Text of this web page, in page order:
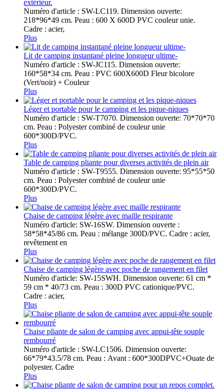
extérieur.
Numéro d'article : SW-LC119. Dimension ouverte:
218*96*49 cm. Peau : 600 X 600D PVC couleur unie.
Cadre : acier,
Plus
Lit de camping instantané pleine longueur ultime-
Numéro d'article : SW-JC115. Dimension ouverte:
160*58*34 cm. Peau : PVC 600X600D Fleur bicolore
(Vert/noir) + Couleur
Plus
Léger et portable pour le camping et les pique-niques
Numéro d'article : SW-T7070. Dimension ouverte: 70*70*70
cm. Peau : Polyester combiné de couleur unie
600*300D/PVC.
Plus
Table de camping pliante pour diverses activités de plein air
Numéro d'article : SW-T9555. Dimension ouverte: 95*55*50
cm. Peau : Polyester combiné de couleur unie
600*300D/PVC.
Plus
Chaise de camping légère avec maille respirante
Numéro d'article: SW-16SW. Dimension ouverte :
58*58*45/86 cm. Peau : mélange 300D/PVC. Cadre : acier,
revêtement en
Plus
Chaise de camping légère avec poche de rangement en filet
Numéro d'article: SW-15SWH. Dimension ouverte: 61 cm *
59 cm * 40/73 cm. Peau : 300D PVC cationique/PVC.
Cadre : acier,
Plus
Chaise pliante de salon de camping avec appui-tête souple
rembourré
Numéro d'article : SW-LC1506. Dimension ouverte:
66*79*43.5/78 cm. Peau : Avant : 600*300DPVC+Ouate de
polyester. Cadre
Plus